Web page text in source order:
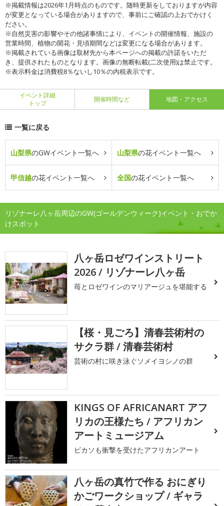
※掲載情報は2026年1月時点のものです。随時更新をしておりますが内容
が変更となっている場合がありますので、事前にご確認の上おでかけく
ださい。
※自然災害の影響やその他諸事情により、イベントの開催情報、施設の
営業時間、植物の開花・見頃期間などは変更になる場合があります。
※掲載されている画像は取材先から本ページへの掲載の許諾をいただ
き、提供されたものとなります。画像の無断転載(二次使用)は禁止です。
※表示料金は消費税8％ないし10％の内税表示です。
イベント詳細
トップ
開催時間など 地図・アクセス
一覧に戻る
山梨県のGWイベント一覧へ 山梨県の花イベント一覧へ
甲信越の花イベント一覧へ 全国の花イベント一覧へ
リゾナーレ八ヶ岳周辺のGW(ゴールデンウィーク)イベント・おでか
けスポット
八ヶ岳ロゼワインストリート
2026 / リゾナーレ八ヶ岳
苺とロゼワインのマリアージュを堪能する
【桜・見ごろ】清春芸術村の
サクラ群 / 清春芸術村
芸術の村に咲き泳ぐソメイヨシノの群
KINGS OF AFRICANART アフ
リカの王様たち / アフリカン
アートミュージアム
ピカソも衝撃を受けたアフリカンアート
八ヶ岳の真竹で作る おにぎり
かごワークショップ / ギャラ